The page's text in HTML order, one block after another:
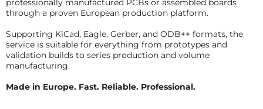
professionally manufactured PCBs or assembled boards
through a proven European production platform.
Supporting KiCad, Eagle, Gerber, and ODB++ formats, the
service is suitable for everything from prototypes and
validation builds to series production and volume
manufacturing.
Made in Europe. Fast. Reliable. Professional.